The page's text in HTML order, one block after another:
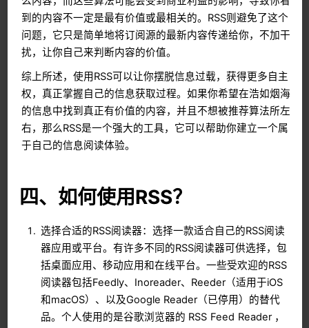
到的内容不一定是最有价值或最相关的。RSS则避免了这个
问题，它只是简单地将订阅源的最新内容传递给你，不加干
扰，让你自己来判断内容的价值。
综上所述，使用RSS可以让你摆脱信息过载，获得更多自主
权，真正掌握自己的信息获取过程。如果你希望在浩如烟海
的信息中找到真正有价值的内容，并且不想被推荐算法所左
右，那么RSS是一个强大的工具，它可以帮助你建立一个属
于自己的信息阅读体验。
四、如何使用RSS？
选择合适的RSS阅读器：选择一款适合自己的RSS阅读
器应用或平台。有许多不同的RSS阅读器可供选择，包
括桌面应用、移动应用和在线平台。一些受欢迎的RSS
阅读器包括Feedly、Inoreader、Reeder（适用于iOS
和macOS）、以及Google Reader（已停用）的替代
品。个人使用的是谷歌浏览器的 RSS Feed Reader ，